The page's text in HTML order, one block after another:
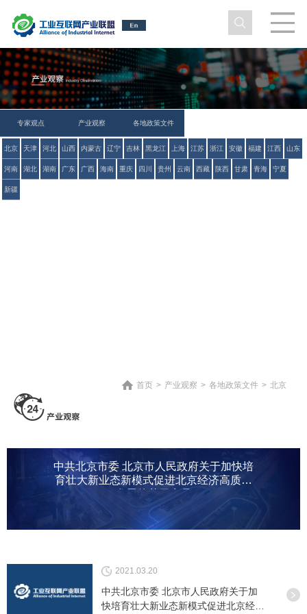
专家观点 产业观察 各地政策文件
北京 天津 河北 山西 内蒙古 辽宁 吉林 黑龙江 上海 江苏 浙江 安徽 福建 江西 山东
河南 湖北 湖南 广东 广西 海南 重庆 四川 贵州 云南 西藏 陕西 甘肃 青海 宁夏
新疆
首页 > 产业观察 > 各地政策文件 > 北京
中共北京市委 北京市人民政府关于加快培
育壮大新业态新模式促进北京经济高质量
发展的若干意见
2021.03.20
中共北京市委 北京市人民政府关于加
快培育壮大新业态新模式促进北京经济